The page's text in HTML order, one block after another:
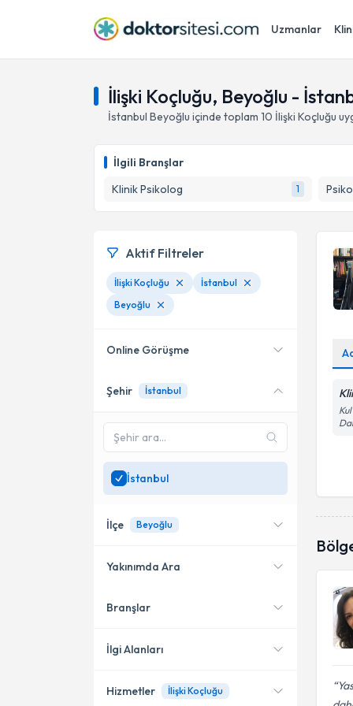
Uzmanlar
İlişki Koçluğu, Beyoğlu -
İstanbul Beyoğlu içinde toplam 10 İlişki Koçluğu
İlgili Branşlar
Klinik Psikolog
1
Aktif Filtreler
İlişki Koçluğu
İstanbul
Beyoğlu
Online Görüşme
Online danışmanlık sunan
Sadeceİstanbul
uzman ara
Şehir İstanbul
İstanbul
İlçe Beyoğlu
Kadıköy
Bakırköy
Yakınımda Ara
Konumuma yakın uzmanları
Branşlar
Klinik Psikolog
İlgi Alanları
Hizmetler İlişki Koçluğu